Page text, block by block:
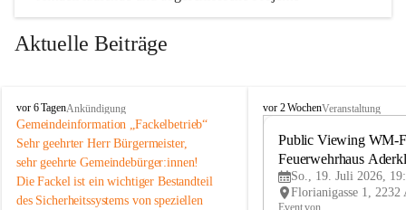
Aktuelle Beiträge
A
d
e
r
k
l
a
vor 6 TagenAnkündigung
Gemeindeinformation „Fackelbetrieb“
Sehr geehrter Herr Bürgermeister,
sehr geehrte Gemeindebürger:innen!
Die Fackel ist ein wichtiger Bestandteil
des Sicherheitssystems von speziellen
A
vor 2 WochenVeranstaltung
Public Viewing WM-
Feuerwehrhaus
So., 19. Juli 2026,
Event von